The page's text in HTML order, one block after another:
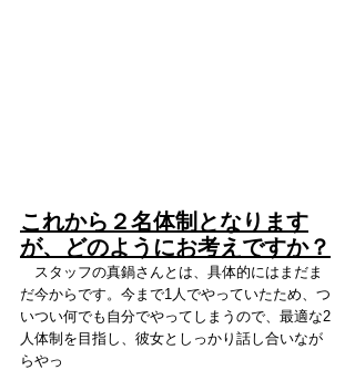
これから２名体制となります
が、どのようにお考えですか？
スタッフの真鍋さんとは、具体的にはまだま
だ今からです。今まで1人でやっていたため、つ
いつい何でも自分でやってしまうので、最適な2
人体制を目指し、彼女としっかり話し合いなが
らやっ